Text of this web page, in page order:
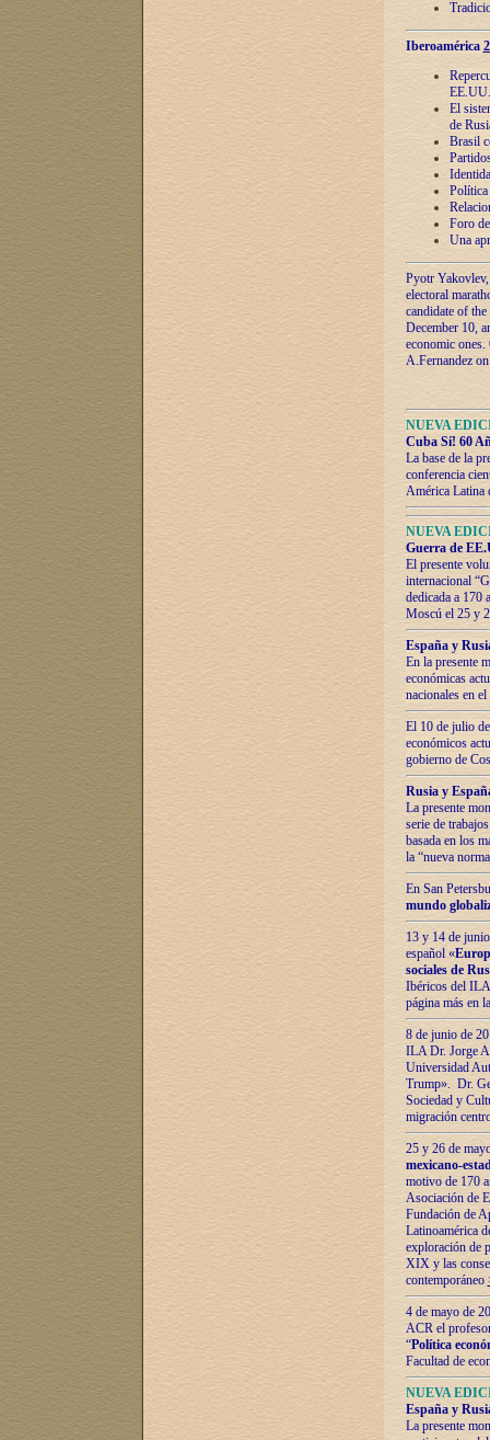
Iberoamérica
EE.UU.
El
de
Brasil
Política
Foro
Una
Pyotr
electoral
candidate of
December 10,
economic
A.Fernandez
NUEVA
Cuba Sí! 60
La base de la
conferencia
América Latina
NUEVA
Guerra de
El presente
internacional
dedicada a 170
Moscú el 25 y
España y
En la presente
económicas
nacionales en
El 10 de julio
económicos
gobierno de
Rusia y
La presente
serie de
basada en los
la “nueva
En San
mundo
13 y 14 de
español «
sociales de
Ibéricos del ILA
página más en
8 de junio de
ILA Dr. Jorge
Universidad
Trump». Dr.
Sociedad y
migración
25 y 26 de
mexicano-
motivo de 170
Asociación de
Fundación de
Latinoamérica
exploración de
XIX y las
contemporáneo
4 de mayo de
ACR el
“Política
Facultad de
NUEVA
España y
La presente